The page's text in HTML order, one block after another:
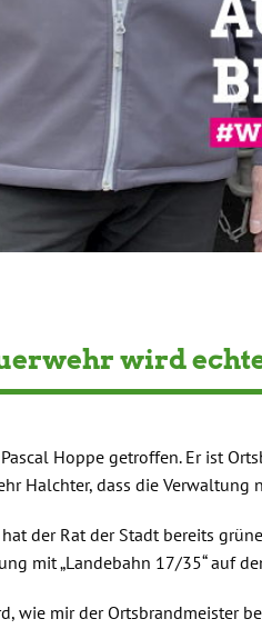
wird
Hoppe getroffen. Er ist
Halchter, dass die
hat der Rat der Stadt bereits
mit „Landebahn 17/35“ auf
wie mir der Ortsbrandmeister